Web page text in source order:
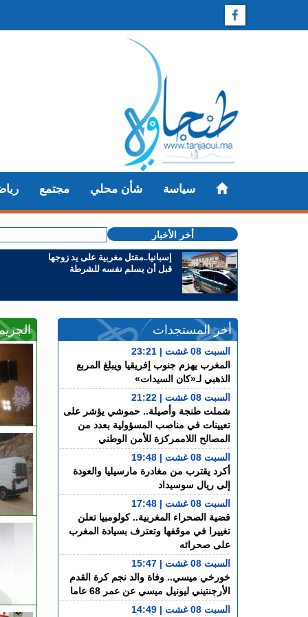
مجتمع شأن محلي سياسة
أخر الأخبار
إسبانيا..مقتل مغربية على يد زوجها
قبل أن يسلم نفسه للشرطة
أخر المستجدات
السبت 08 غشت | 23:21
المغرب يهزم جنوب إفريقيا ويبلغ المربع
الذهبي لـ«كان السيدات»
السبت 08 غشت | 21:22
شملت طنجة وأصيلة.. حموشي يؤشر على
تعيينات في مناصب المسؤولية بعدد من
المصالح اللاممركزة للأمن الوطني
السبت 08 غشت | 19:48
أكرد يقترب من مغادرة مارسيليا والعودة
إلى ريال سوسيداد
السبت 08 غشت | 17:48
قضية الصحراء المغربية.. كولومبيا تعلن
تغييرا في موقفها وتعترف بسيادة المغرب
على صحرائه
السبت 08 غشت | 15:47
خورخي ميسي.. وفاة والد نجم كرة القدم
الأرجنتيني ليونيل ميسي عن عمر 68 عاما
السبت 08 غشت | 14:49